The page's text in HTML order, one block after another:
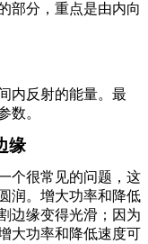
部分，重点是由内向
内反射的能量。最
数。
缘
个很常见的问题，这
润。增大功率和降低
边缘变得光滑；因为
大功率和降低速度可